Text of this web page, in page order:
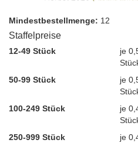
Mindest­bestellmenge: 12
Staffelpreise
12-49 Stück
je
50-99 Stück
je
100-249 Stück
je
250-999 Stück
je